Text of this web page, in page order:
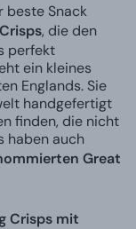
beste Snack
, die den
perfekt
ein kleines
Englands. Sie
handgefertigt
finden, die nicht
haben auch
Great
Crisps mit